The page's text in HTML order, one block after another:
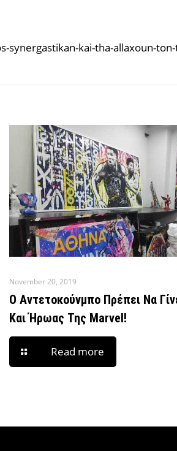
kai-tha-allaxoun-
November 20, 2019
Ο Αντετοκούνμπο Πρέπει Να
Και Ήρωας Της Marvel!
Read more